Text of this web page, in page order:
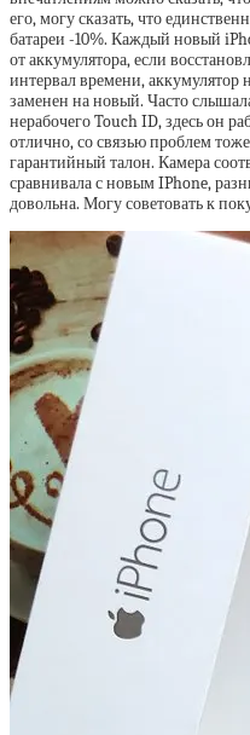
его, могу сказать, что
батареи -10%. Каждый новый
от аккумулятора, если
интервал времени, аккумулятор
заменен на новый. Часто
нерабочего Touch ID, здесь он
отлично, со связью проблем
гарантийный талон. Камера
сравнивала с новым IPhone,
довольна. Могу советовать к